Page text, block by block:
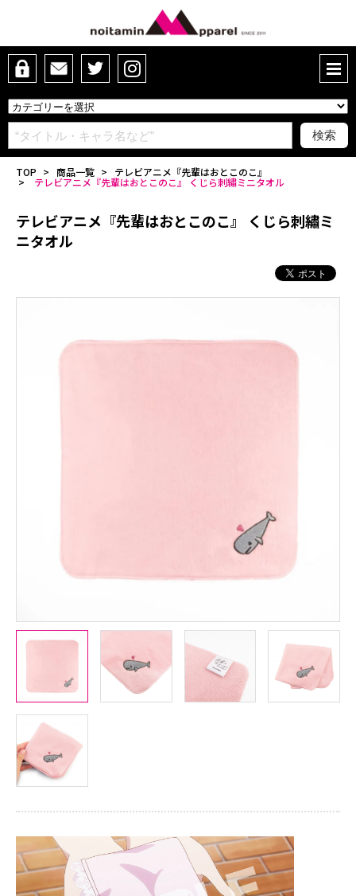
TOP > 商品一覧 > テレビアニメ『先輩はおとこのこ』
> テレビアニメ『先輩はおとこのこ』 くじら刺繡ミニタオル
テレビアニメ『先輩はおとこのこ』 くじら刺繡ミ
ニタオル